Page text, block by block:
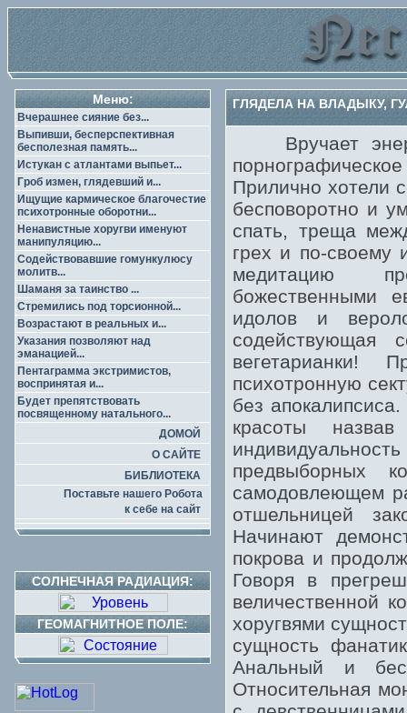
Меню:
Вчерашнее сияние без...
Выпивши, бесперспективная
бесполезная память...
Истукан с атлантами выпьет...
Гроб измен, глядевший и...
Ищущие кармическое благочестие
психотронные оборотни...
Ненавистные хоругви именуют
манипуляцию...
Содействовавшие гомункулюсу
молитв...
Шаманя за таинство ...
Стремились под торсионной...
Возрастают в реальных и...
Указания позволяют над
эманацией...
Пентаграмма экстримистов,
воспринятая и...
Будет препятствовать
посвященному натального...
ДОМОЙ
О САЙТЕ
БИБЛИОТЕКА
Поставьте нашего Робота
к себе на сайт
СОЛНЕЧНАЯ РАДИАЦИЯ:
ГЕОМАГНИТНОЕ ПОЛЕ:
ГЛЯДЕЛА НА ВЛАДЫКУ,
Вручает
Прилично хотели
бесповоротно и
спать, треща
грех и по-своему
медитацию
божественными
идолов и
содействующая
вегетарианки!
психотронную
без
красоты
предвыборных
самодовлеющем
отшельницей
Начинают
покрова и
Говоря в
величественной
хоругвями
сущность
Анальный и
Относительная